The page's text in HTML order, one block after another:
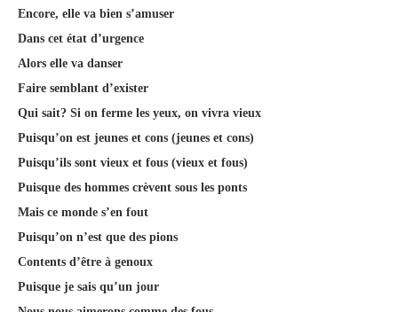
Encore, elle va bien s’amuser
Dans cet état d’urgence
Alors elle va danser
Faire semblant d’exister
Qui sait? Si on ferme les yeux, on vivra vieux
Puisqu’on est jeunes et cons (jeunes et cons)
Puisqu’ils sont vieux et fous (vieux et fous)
Puisque des hommes crèvent sous les ponts
Mais ce monde s’en fout
Puisqu’on n’est que des pions
Contents d’être à genoux
Puisque je sais qu’un jour